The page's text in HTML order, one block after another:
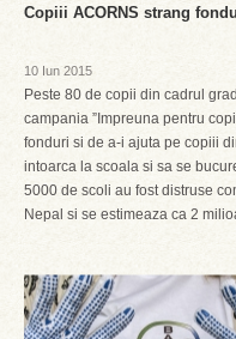
Copiii ACORNS strang
10 Iun 2015
Peste 80 de copii din cadrul
campania ”Impreuna pentru
fonduri si de a-i ajuta pe copiii
intoarca la scoala si sa se
5000 de scoli au fost distruse
Nepal si se estimeaza ca 2